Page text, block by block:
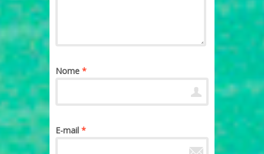
Nome *
E-mail *